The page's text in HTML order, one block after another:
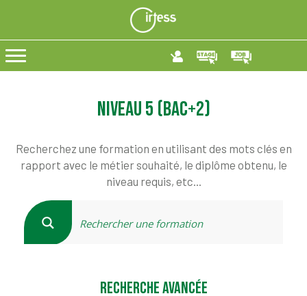
Niveau 5 (BAC+2)
Recherchez une formation en utilisant des mots clés en
rapport avec le métier souhaité, le diplôme obtenu, le
niveau requis, etc...
RECHERCHE AVANCÉE